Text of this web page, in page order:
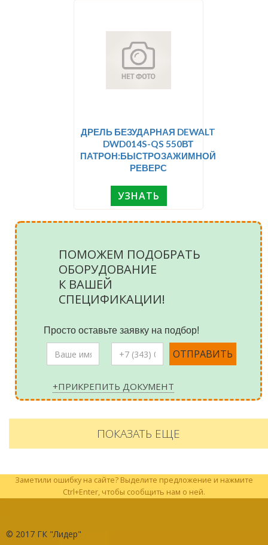
ДРЕЛЬ БЕЗУДАРНАЯ DEWALT
DWD014S-QS 550ВТ
ПАТРОН:БЫСТРОЗАЖИМНОЙ
РЕВЕРС
УЗНАТЬ
ПОМОЖЕМ ПОДОБРАТЬ
ОБОРУДОВАНИЕ
К ВАШЕЙ
СПЕЦИФИКАЦИИ!
Просто оставьте заявку на подбор!
+ПРИКРЕПИТЬ ДОКУМЕНТ
ПОКАЗАТЬ ЕЩЕ
Заметили ошибку на сайте? Выделите предложение и нажмите
Ctrl+Enter, чтобы сообщить нам о ней.
© 2017 ГК "Лидер"